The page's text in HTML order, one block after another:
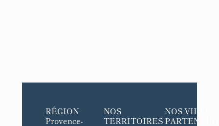
RÉGION
Provence-
NOS
TERRITOIRES
NOS VILLES